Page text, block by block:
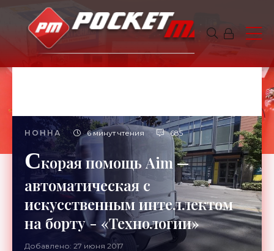
НОННА 6 минут чтения 685
Скорая помощь Aim —
автоматическая с
искусственным интеллектом
на борту - «Технологии»
Добавлено: 27 июня 2017